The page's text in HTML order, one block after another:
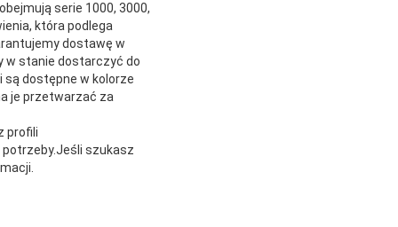
serie 1000, 3000,
która podlega
dostawę w
w stanie dostarczyć do
są dostępne w kolorze
je przetwarzać za
profili
szukasz